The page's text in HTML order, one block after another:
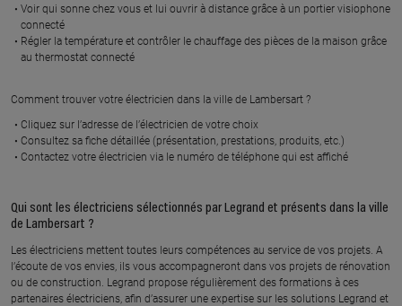
À 11.6 km km
ELEC CETERA
En savoir plus
DOMOTEG
En savoir plus
ANGELO PASSION
RENOVATION
RONCQ
En savoir plus
CASTEL ELEC
84 chaussee watt, 59200
En savoir plus
Voir qui sonne chez vous et lui ouvrir à distance grâce à un portier visiophone
connecté
Régler la température et contrôler le chauffage des pièces de la maison grâce
au thermostat connecté
Comment trouver votre électricien dans la ville de Lambersart ?
Cliquez sur l’adresse de l’électricien de votre choix
Consultez sa fiche détaillée (présentation, prestations, produits, etc.)
Contactez votre électricien via le numéro de téléphone qui est affiché
Qui sont les électriciens sélectionnés par Legrand et présents dans la ville
de Lambersart ?
Les électriciens mettent toutes leurs compétences au service de vos projets. A
l’écoute de vos envies, ils vous accompagneront dans vos projets de rénovation
ou de construction. Legrand propose régulièrement des formations à ces
partenaires électriciens, afin d’assurer une expertise sur les solutions Legrand et